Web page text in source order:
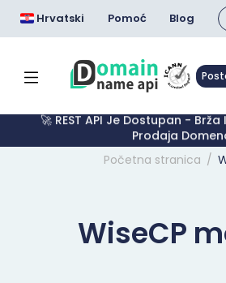
Hrvatski Pomoć Blog
🔥 .COM $7.99 – Dodatna Zarada
Mailom
Početna stranica
WiseCP